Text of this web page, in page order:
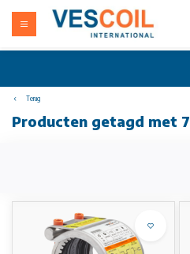
Terug
Producten getagd met